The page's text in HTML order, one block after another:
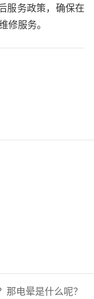
服务政策，确保在
修服务。
那电晕是什么呢？